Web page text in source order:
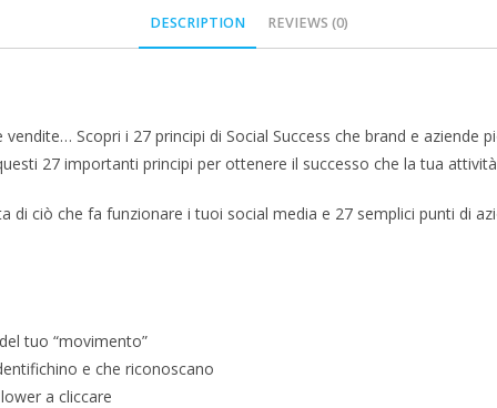
DESCRIPTION REVIEWS (0)
Scopri i 27 principi di Social Success che brand e
27 importanti principi per ottenere il successo che la tua
ciò che fa funzionare i tuoi social media e 27 semplici punti di
tuo “movimento”
e che riconoscano
a cliccare